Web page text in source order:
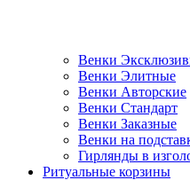
Венки
Венки Элитные
Венки Авторские
Венки Стандарт
Венки Заказные
Венки на
Гирлянды в
Ритуальные корзины